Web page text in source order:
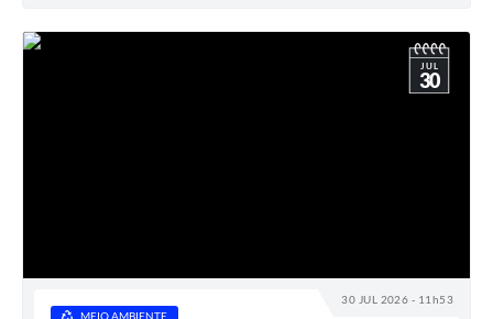
30 JUL 2026 - 11h53
JUL
30
MEIO AMBIENTE